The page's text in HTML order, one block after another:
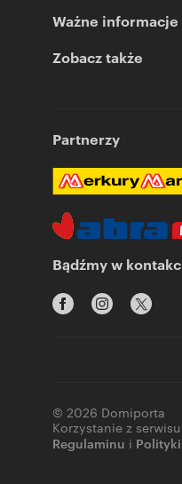
Ważne informacje
Zobacz także
Partnerzy
Bądźmy w
© 2026 Domiporta
Korzystanie z
Regulaminu i